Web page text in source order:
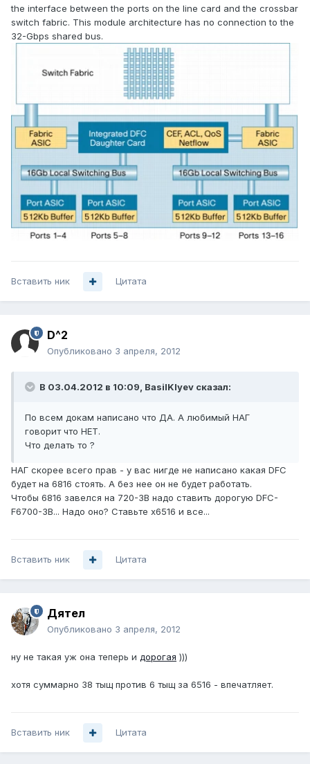
the interface between the ports on the line card and the crossbar
switch fabric. This module architecture has no connection to the
32-Gbps shared bus.
Вставить ник Цитата
D^2
Опубликовано 3 апреля, 2012
В 03.04.2012 в 10:09, BasilKlyev сказал:
По всем докам написано что ДА. А любимый НАГ
говорит что НЕТ.
Что делать то ?
НАГ скорее всего прав - у вас нигде не написано какая DFC
будет на 6816 стоять. А без нее он не будет работать.
Чтобы 6816 завелся на 720-3B надо ставить дорогую DFC-
F6700-3B... Надо оно? Ставьте x6516 и все...
Вставить ник Цитата
Дятел
Опубликовано 3 апреля, 2012
ну не такая уж она теперь и дорогая )))
хотя суммарно 38 тыщ против 6 тыщ за 6516 - впечатляет.
Вставить ник Цитата